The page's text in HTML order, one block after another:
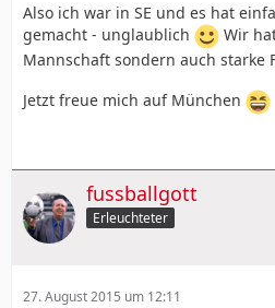
Also ich war in SE und es hat
gemacht - unglaublich
Wir
Mannschaft sondern auch starke
Jetzt freue mich auf München
fussballgott
Erleuchteter
27. August 2015 um 12:11